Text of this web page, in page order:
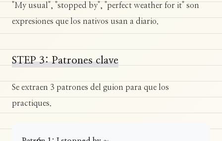
"My usual", "stopped by", "perfect weather for it" son
expresiones que los nativos usan a diario.
STEP 3: Patrones clave
Se extraen 3 patrones del guion para que los
practiques.